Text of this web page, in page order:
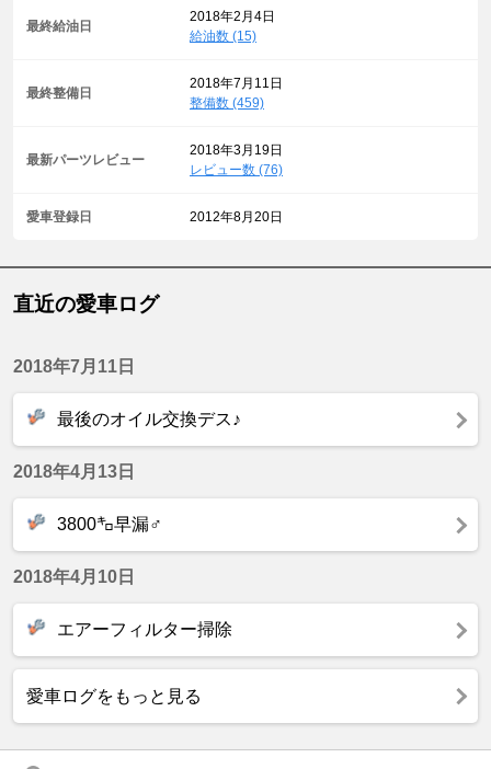
最終給油日
2018年2月4日
給油数 (15)
最終整備日
2018年7月11日
整備数 (459)
最新パーツレビュー
2018年3月19日
レビュー数 (76)
愛車登録日 2012年8月20日
直近の愛車ログ
2018年7月11日
最後のオイル交換デス♪
2018年4月13日
3800㌔早漏♂
2018年4月10日
エアーフィルター掃除
愛車ログをもっと見る